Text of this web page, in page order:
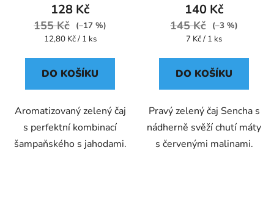
128 Kč
155 Kč
(–17 %)
Měrná
12,80 Kč / 1 ks
DO KOŠÍKU
Aromatizovaný zelený čaj
s perfektní kombinací
šampaňského s jahodami.
140 Kč
145 Kč
(–3 %)
Měrná
7 Kč / 1 ks
DO KOŠÍKU
Pravý zelený čaj Sencha s
nádherně svěží chutí máty
s červenými malinami.